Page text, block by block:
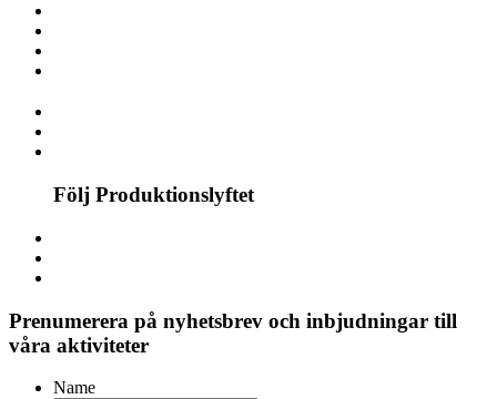
Följ Produktionslyftet
Prenumerera på nyhetsbrev och inbjudningar till
våra aktiviteter
Name